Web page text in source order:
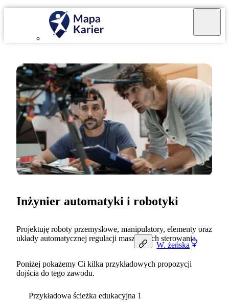
W. żeńska
Inżynier automatyki i robotyki
Projektuję roboty przemysłowe, manipulatory, elementy oraz
układy automatycznej regulacji maszyn i ich sterowania.
Poniżej pokażemy Ci kilka przykładowych propozycji
dojścia do tego zawodu.
Przykładowa ścieżka edukacyjna 1